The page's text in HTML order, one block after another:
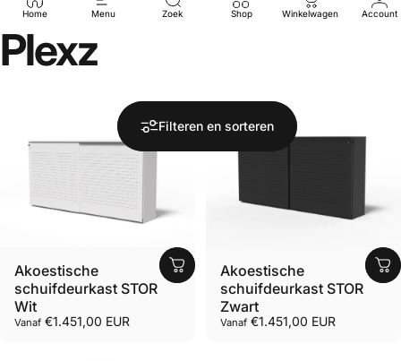
Home Menu Zoek Shop Winkelwagen Account
Plexz
Filteren en sorteren
Akoestische
schuifdeurkast STOR
Wit
Vanaf €1.451,00 EUR
Akoestische
schuifdeurkast STOR
Zwart
Vanaf €1.451,00 EUR